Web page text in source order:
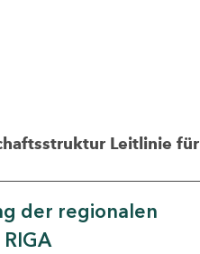
Leitlinie für
der regionalen